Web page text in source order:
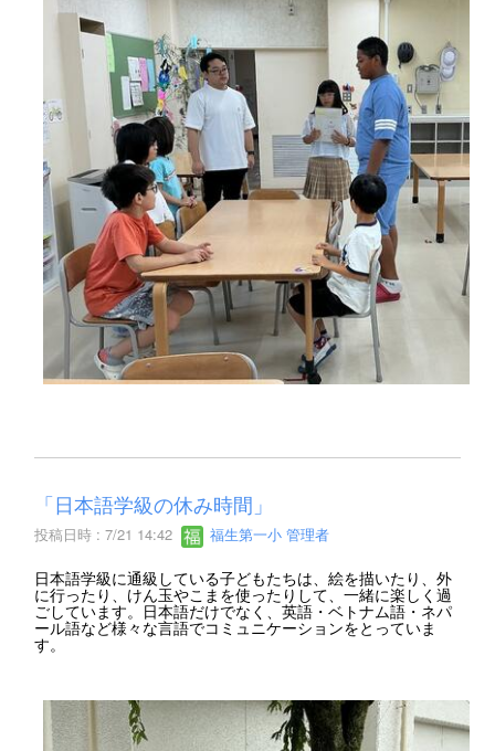
「日本語学級の休み時間」
投稿日時 : 7/21 14:42 福生第一小 管理者
日本語学級に通級している子どもたちは、絵を描いたり、外
に行ったり、けん玉やこまを使ったりして、一緒に楽しく過
ごしています。日本語だけでなく、英語・ベトナム語・ネパ
ール語など様々な言語でコミュニケーションをとっていま
す。